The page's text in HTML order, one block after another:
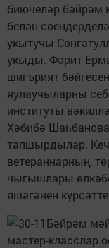
биючеләр бәйрәм
белән
укытучы
укыды. Фәрит
шигърият
яулаучыларны
институты
Хәбибә
тапшырдылар.
ветераннарның,
чыгышлары
яшәгәнен
Бәйрәм
мастер-класслар